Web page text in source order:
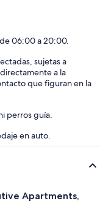
06:00 a 20:00.
sujetas a
a la
que figuran en la
perros guía.
en auto.
Apartments,